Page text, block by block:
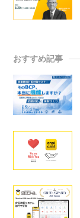
おすすめ記事